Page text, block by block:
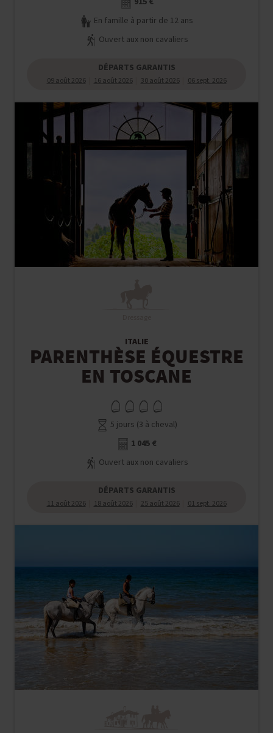
En famille à partir de 12 ans
Ouvert aux non cavaliers
DÉPARTS GARANTIS
09 août 2026 16 août 2026 30 août 2026 06 sept. 2026
ITALIE
PARENTHÈSE ÉQUESTRE
EN TOSCANE
5 jours (3 à cheval)
1 045 €
Ouvert aux non cavaliers
DÉPARTS GARANTIS
11 août 2026 18 août 2026 25 août 2026 01 sept. 2026